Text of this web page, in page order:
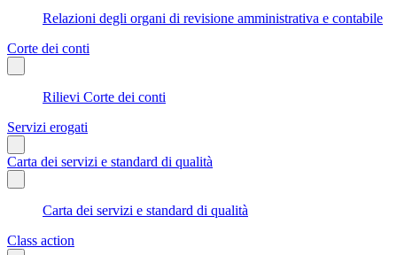
Relazioni degli organi di revisione amministrativa e contabile
Corte dei conti
Rilievi Corte dei conti
Servizi erogati
Carta dei servizi e standard di qualità
Carta dei servizi e standard di qualità
Class action